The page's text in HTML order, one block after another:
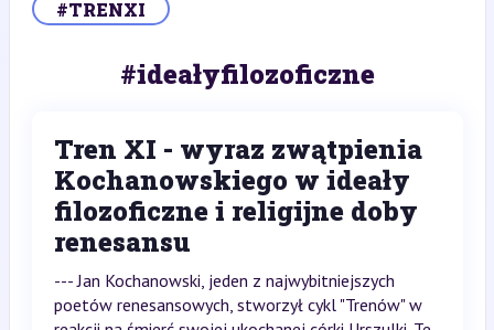
#TRENXI
#ideałyfilozoficzne
Tren XI - wyraz zwątpienia
Kochanowskiego w ideały
filozoficzne i religijne doby
renesansu
--- Jan Kochanowski, jeden z najwybitniejszych
poetów renesansowych, stworzył cykl "Trenów" w